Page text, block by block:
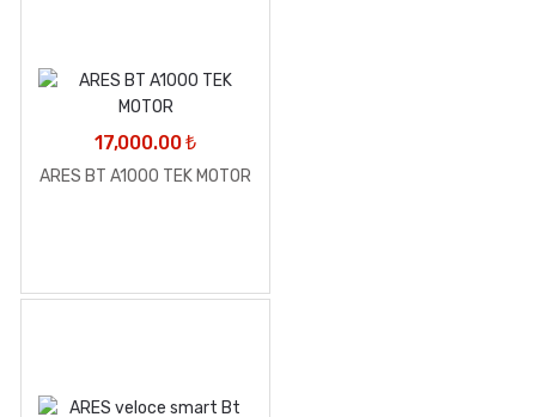
17,000.00₺
ARES BT A1000 TEK MOTOR